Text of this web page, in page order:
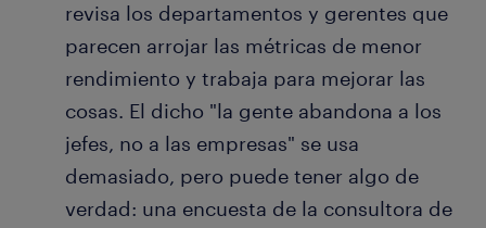
revisa los departamentos y gerentes que
parecen arrojar las métricas de menor
rendimiento y trabaja para mejorar las
cosas. El dicho "la gente abandona a los
jefes, no a las empresas" se usa
demasiado, pero puede tener algo de
verdad: una encuesta de la consultora de